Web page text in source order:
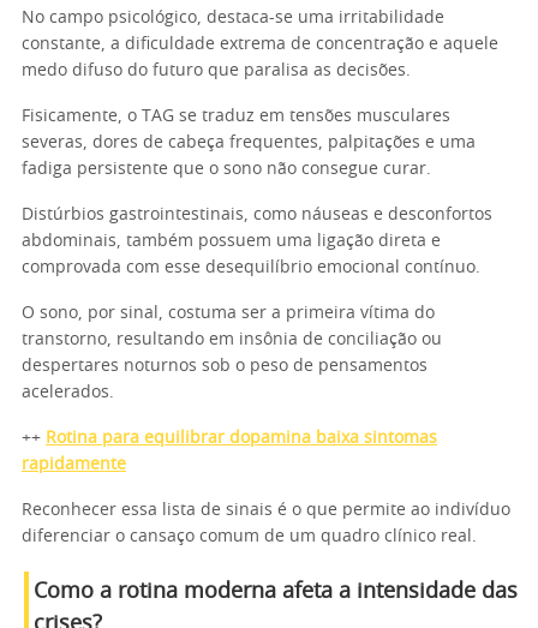
No campo psicológico, destaca-se uma irritabilidade
constante, a dificuldade extrema de concentração e aquele
medo difuso do futuro que paralisa as decisões.
Fisicamente, o TAG se traduz em tensões musculares
severas, dores de cabeça frequentes, palpitações e uma
fadiga persistente que o sono não consegue curar.
Distúrbios gastrointestinais, como náuseas e desconfortos
abdominais, também possuem uma ligação direta e
comprovada com esse desequilíbrio emocional contínuo.
O sono, por sinal, costuma ser a primeira vítima do
transtorno, resultando em insônia de conciliação ou
despertares noturnos sob o peso de pensamentos
acelerados.
++ Rotina para equilibrar dopamina baixa sintomas
rapidamente
Reconhecer essa lista de sinais é o que permite ao indivíduo
diferenciar o cansaço comum de um quadro clínico real.
Como a rotina moderna afeta a intensidade das